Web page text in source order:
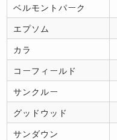
ベルモントパーク
エプソム
カラ
コーフィールド
サンクルー
グッドウッド
サンダウン